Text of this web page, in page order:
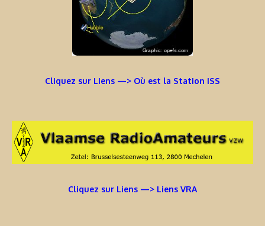
Cliquez sur Liens —> Où est la Station ISS
Cliquez sur Liens —> Liens VRA